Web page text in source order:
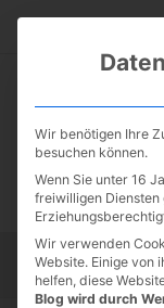
Startseite
Wir benötigen Ihre
besuchen können.
Wenn Sie unter 16
freiwilligen Diensten
Wir verwenden
Website. Einige von
helfen, diese
Blog wird durch